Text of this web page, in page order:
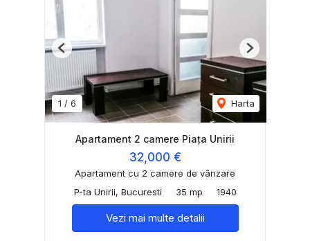
1 / 6 Harta
Previous Next
Apartament 2 camere Piața Unirii
32,000 €
Apartament cu 2 camere de vânzare
P-ta Unirii, Bucuresti
35 mp 1940
Vezi mai multe detalii